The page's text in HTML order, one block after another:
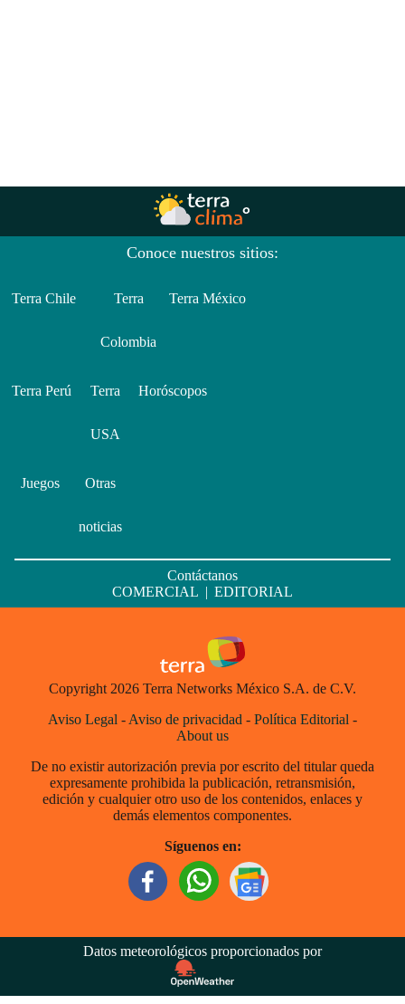
Conoce nuestros sitios:
Terra Chile Terra
Colombia
Terra México
Terra Perú Terra
USA
Horóscopos
Juegos Otras
noticias
Contáctanos
COMERCIAL | EDITORIAL
Copyright 2026 Terra Networks México S.A. de C.V.
Aviso Legal - Aviso de privacidad - Política Editorial -
About us
De no existir autorización previa por escrito del titular queda
expresamente prohibida la publicación, retransmisión,
edición y cualquier otro uso de los contenidos, enlaces y
demás elementos componentes.
Síguenos en:
Datos meteorológicos proporcionados por